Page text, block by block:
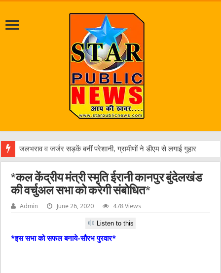
एक वारंटी
*कल केंद्रीय मंत्री स्मृति ईरानी कानपुर बुंदेलखंड
की वर्चुअल सभा को करेगी संबोधित*
Admin June 26, 2020 478 Views
Listen to this
*इस सभा को सफल बनाये-सौरभ पुरवार*